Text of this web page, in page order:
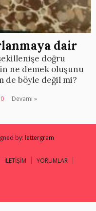
dair
doğru
ne demek oluşunu
de böyle değil mi?
0 Devamı »
by: lettergram
İLETİŞİM
YORUMLAR